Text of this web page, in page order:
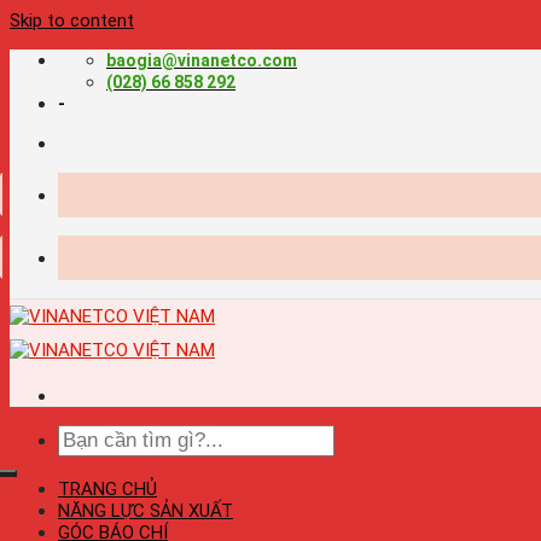
Skip to content
baogia@vinanetco.com
(028) 66 858 292
-
TRANG CHỦ
NĂNG LỰC SẢN XUẤT
GÓC BÁO CHÍ